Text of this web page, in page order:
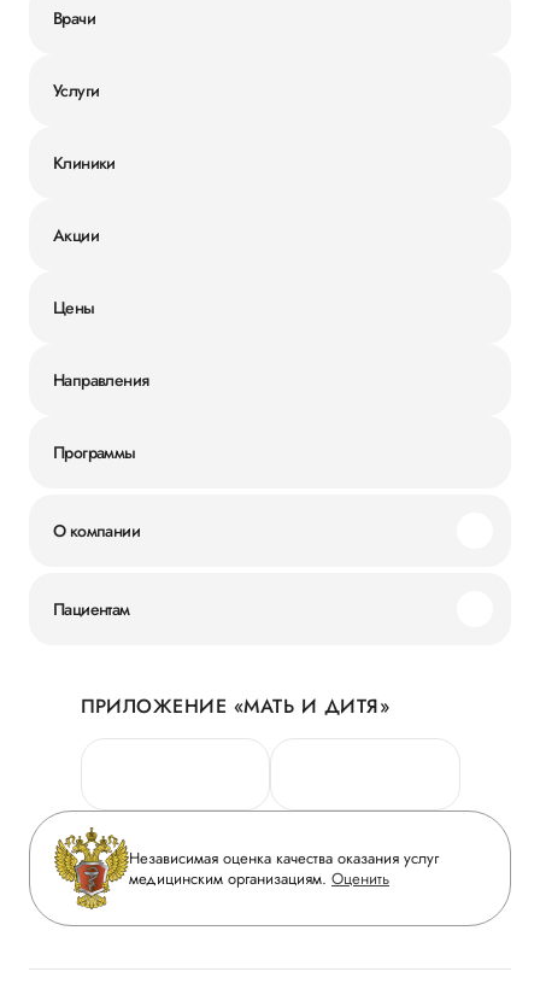
Врачи
Услуги
Клиники
Акции
Цены
Направления
Программы
О компании
Новости
Руководство
Сотрудничество
Инвесторам
Журнал «Мать и дитя»
Вакансии
Медицинский туризм
Пациентам
Личный кабинет
Персональные данные
Горячая линия качества
Вопрос-ответ
Приложение пациента
Статьи
ПРИЛОЖЕНИЕ «МАТЬ И ДИТЯ»
Независимая оценка качества оказания услуг
медицинским организациям. Оценить